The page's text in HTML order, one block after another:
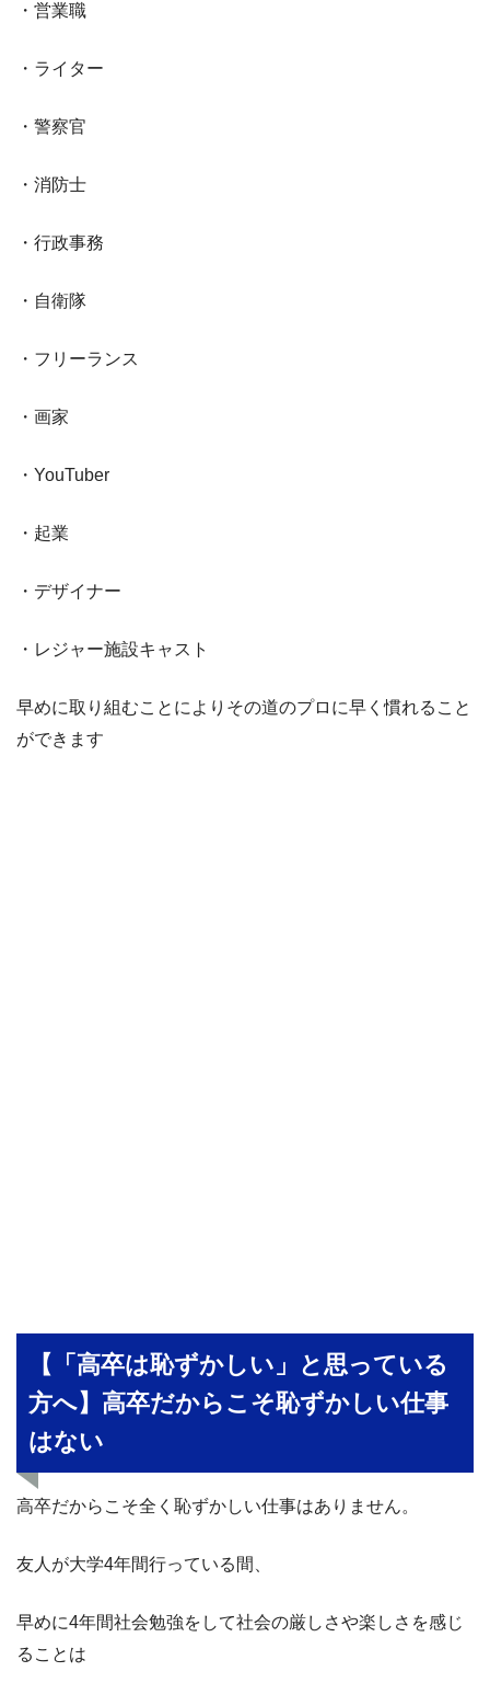
・営業職
・ライター
・警察官
・消防士
・行政事務
・自衛隊
・フリーランス
・画家
・YouTuber
・起業
・デザイナー
・レジャー施設キャスト
早めに取り組むことによりその道のプロに早く慣れること
ができます
【「高卒は恥ずかしい」と思っている
方へ】高卒だからこそ恥ずかしい仕事
はない
高卒だからこそ全く恥ずかしい仕事はありません。
友人が大学4年間行っている間、
早めに4年間社会勉強をして社会の厳しさや楽しさを感じ
ることは